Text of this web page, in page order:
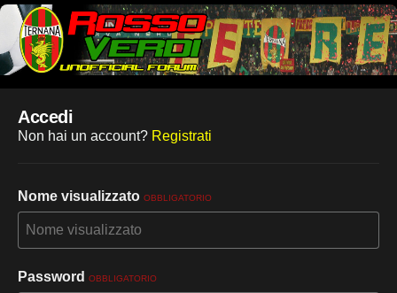
Accedi
Non hai un account? Registrati
Nome visualizzato OBBLIGATORIO
Password OBBLIGATORIO